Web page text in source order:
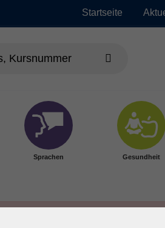
Startseite
Sprachen Gesundheit